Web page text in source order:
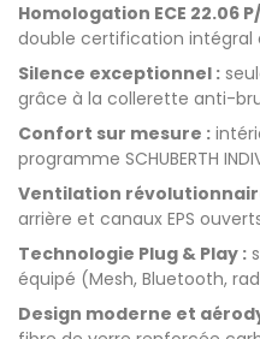
Homologation ECE 22.06
double certification intégral
Silence exceptionnel :
grâce à la collerette anti-
Confort sur mesure :
programme SCHUBERTH
Ventilation
arrière et canaux EPS
Technologie Plug & Play :
équipé (Mesh, Bluetooth,
Design moderne et